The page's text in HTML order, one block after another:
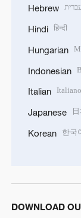
Hebrew
Hindi हिन्दी
Hungarian
Indonesian
Italian Italiano
Japanese
Korean 한국
DOWNLOAD